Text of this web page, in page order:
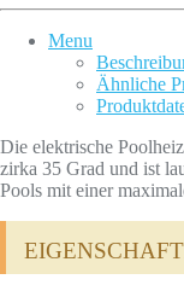
Menu
Ähnliche
Die elektrische
zirka 35 Grad und ist
Pools mit einer